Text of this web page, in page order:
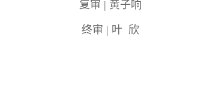
复审 | 黄子响
终审 | 叶 欣